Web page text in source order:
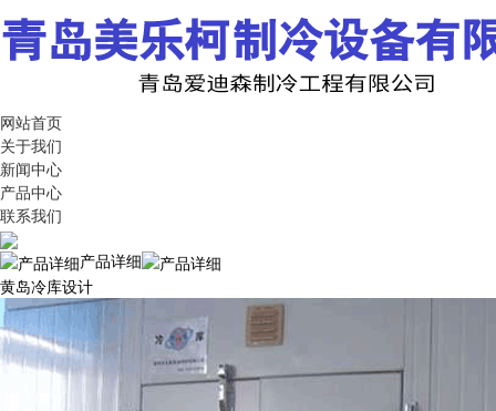
网站首页
关于我们
新闻中心
产品中心
联系我们
产品详细
黄岛冷库设计